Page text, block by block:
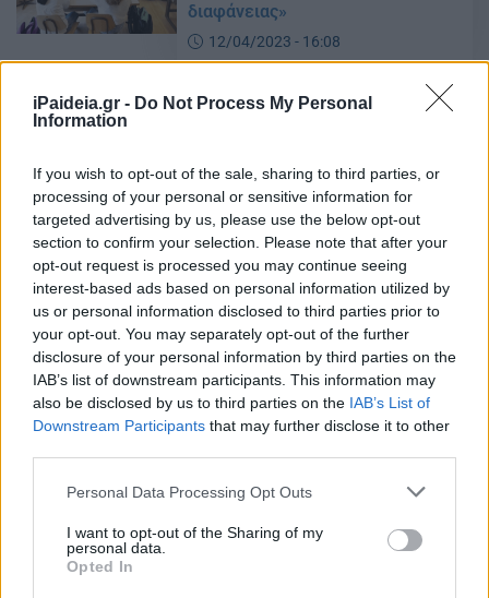
iPaideia.gr - Do Not Process My Personal
Information
If you wish to opt-out of the sale, sharing to third parties, or
processing of your personal or sensitive information for
targeted advertising by us, please use the below opt-out
section to confirm your selection. Please note that after your
opt-out request is processed you may continue seeing
interest-based ads based on personal information utilized by
us or personal information disclosed to third parties prior to
your opt-out. You may separately opt-out of the further
disclosure of your personal information by third parties on the
IAB’s list of downstream participants. This information may
also be disclosed by us to third parties on the IAB’s List of
Downstream Participants that may further disclose it to other
Please note that this website/app uses one or more Google
not limited to your visit or usage behaviour. You may click to
grant or deny consent to Google and its third-party tags to
use your data for below specified purposes in below Google
Personal Data Processing Opt Outs
I want to opt-out of the Sharing of my
personal data.
Opted In
διαφάνειας»
12/04/2023 - 16:08
11/04/2023 - 10:55
Φασφάλης: Αλαλούμ στις
μοριοδοτήσεις των υποψηφίων
Διευθυντών Σχολικών μονάδων!
24/02/2023 - 20:36
Επιλογές Διευθυντών: Πότε
31/01/2023 - 13:04